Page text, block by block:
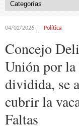
04/02/2026 Política
Concejo
Unión por
dividida, se
cubrir la
Faltas